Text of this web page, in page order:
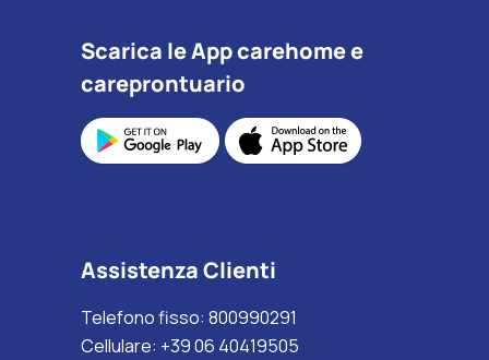
Scarica le App carehome e
careprontuario
Assistenza Clienti
Telefono fisso: 800990291
Cellulare: +39 06 40419505